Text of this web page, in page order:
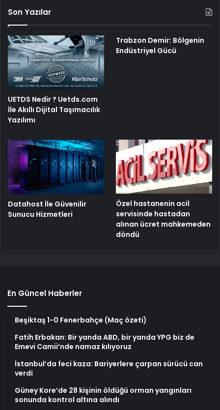
Son Yazılar
UETDS Nedir ? Uetds.com
İle Akıllı Dijital Taşımacılık
Yazılımı
Trabzon Demir: Bölgenin
Endüstriyel Gücü
Datahost İle Güvenilir
Sunucu Hizmetleri
Özel hastanenin acil
servisinde hastadan
alınan ücret mahkemeden
döndü
En Güncel Haberler
Beşiktaş 1-0 Fenerbahçe (Maç özeti)
Fatih Erbakan: Bir yanda ABD, bir yanda YPG biz de
Emevi Camii’nde namaz kılıyoruz
İstanbul’da feci kaza: Bariyerlere çarpan sürücü can
verdi
Güney Kore’de 28 kişinin öldüğü orman yangınları
sonunda kontrol altına alındı